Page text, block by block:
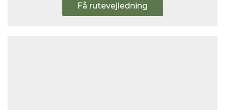
Få rutevejledning